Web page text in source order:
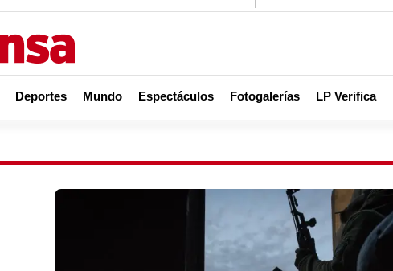
Deportes Mundo Espectáculos Fotogalerías LP Verifica